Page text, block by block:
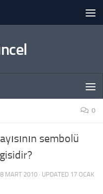
0
sembolü
MART 2010 · UPDATED 17 OCAK